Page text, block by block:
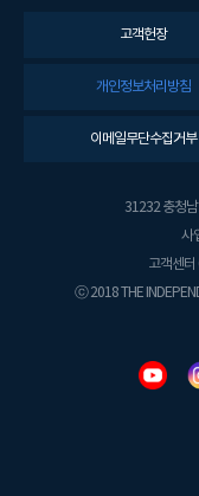
고객헌장
개인정보처리방침
이메일무단수집거부
31232 충청
사
고객센
ⓒ 2018 THE